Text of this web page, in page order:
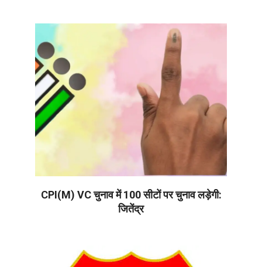
CPI(M) VC चुनाव में 100 सीटों पर चुनाव लड़ेगी:
जितेंद्र